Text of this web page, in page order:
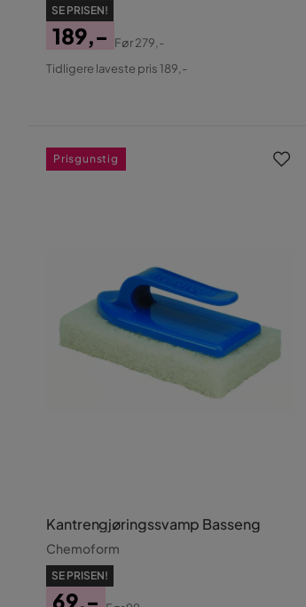
SE PRISEN!
Pris
189,-
Original
Før279,-
Tidligere laveste pris 189,-
Kantrengjøringssvamp Basseng
Chemoform
SE PRISEN!
69,-
Prisgunstig